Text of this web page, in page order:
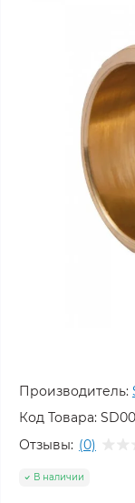
Производитель:
Код Товара:
Отзывы: (0)
В наличии